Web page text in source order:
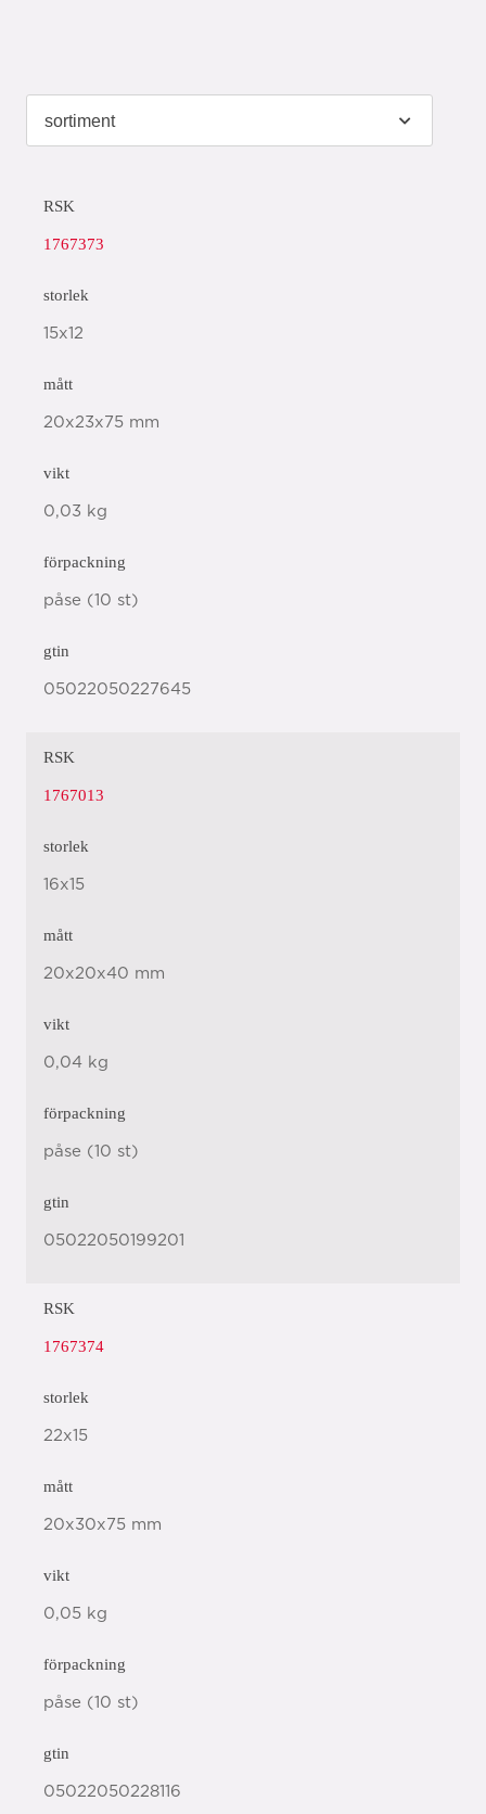
RSK
1767373
storlek
15x12
mått
20x23x75 mm
vikt
0,03 kg
förpackning
påse (10 st)
gtin
05022050227645
RSK
1767013
storlek
16x15
mått
20x20x40 mm
vikt
0,04 kg
förpackning
påse (10 st)
gtin
05022050199201
RSK
1767374
storlek
22x15
mått
20x30x75 mm
vikt
0,05 kg
förpackning
påse (10 st)
gtin
05022050228116